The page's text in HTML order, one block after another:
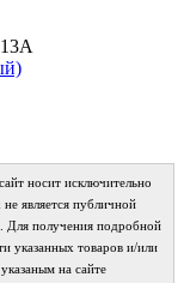
носит исключительно
является публичной
Для получения подробной
указанных товаров и/или
на сайте